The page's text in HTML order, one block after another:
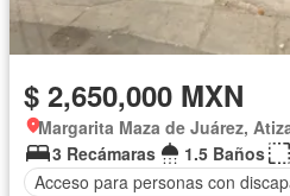
$ 2,650,000 MXN
Margarita Maza de Juárez,
3 Recámaras
1.5 Baños
Acceso para personas con